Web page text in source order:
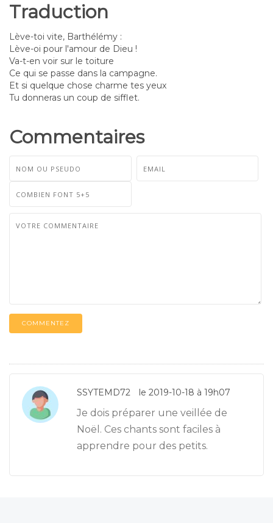
Traduction
Lève-toi vite, Barthélémy :
Lève-oi pour l'amour de Dieu !
Va-t-en voir sur le toiture
Ce qui se passe dans la campagne.
Et si quelque chose charme tes yeux
Tu donneras un coup de sifflet.
Commentaires
COMMENTEZ
SSYTEMD72 le 2019-10-18 à 19h07
Je dois préparer une veillée de
Noël. Ces chants sont faciles à
apprendre pour des petits.